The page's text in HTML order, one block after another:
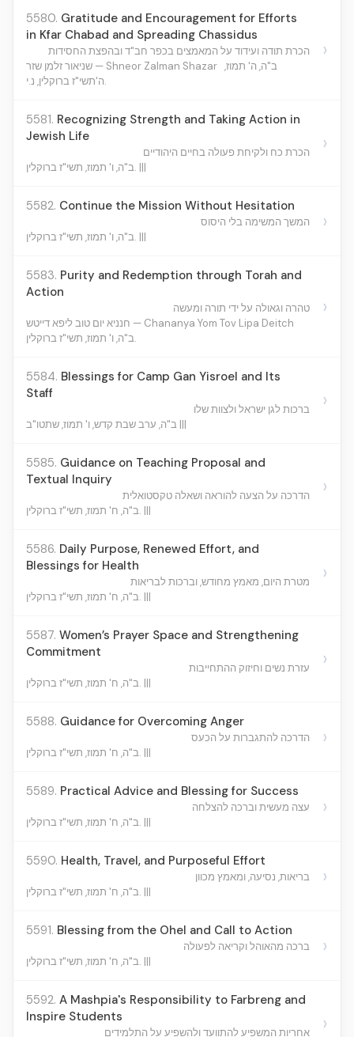
5580. Gratitude and Encouragement for Efforts
in Kfar Chabad and Spreading Chassidus
הכרת תודה ועידוד על המאמצים בכפר חב"ד ובהפצת החסידות
שניאור זלמן שזר — Shneor Zalman Shazar ב"ה, ה' תמוז,
ה'תשי"ז ברוקלין, נ.י.
›
5581. Recognizing Strength and Taking Action in
Jewish Life
הכרת כח ולקיחת פעולה בחיים היהודיים
ב"ה, ו' תמוז, תשי"ז ברוקלין. |||
›
5582. Continue the Mission Without Hesitation
המשך המשימה בלי היסוס
ב"ה, ו' תמוז, תשי"ז ברוקלין. |||
›
5583. Purity and Redemption through Torah and
Action
טהרה וגאולה על ידי תורה ומעשה
חנניא יום טוב ליפא דייטש — Chananya Yom Tov Lipa Deitch
ב"ה, ו' תמוז, תשי"ז ברוקלין.
›
5584. Blessings for Camp Gan Yisroel and Its
Staff
ברכות לגן ישראל ולצוות שלו
ב"ה, ערב שבת קדש, ו' תמוז, שתטו"ב |||
›
5585. Guidance on Teaching Proposal and
Textual Inquiry
הדרכה על הצעה להוראה ושאלה טקסטואלית
ב"ה, ח' תמוז, תשי"ז ברוקלין. |||
›
5586. Daily Purpose, Renewed Effort, and
Blessings for Health
מטרת היום, מאמץ מחודש, וברכות לבריאות
ב"ה, ח' תמוז, תשי"ז ברוקלין. |||
›
5587. Women’s Prayer Space and Strengthening
Commitment
עזרת נשים וחיזוק ההתחייבות
ב"ה, ח' תמוז, תשי"ז ברוקלין. |||
›
5588. Guidance for Overcoming Anger
הדרכה להתגברות על הכעס
ב"ה, ח' תמוז, תשי"ז ברוקלין. |||
›
5589. Practical Advice and Blessing for Success
עצה מעשית וברכה להצלחה
ב"ה, ח' תמוז, תשי"ז ברוקלין. |||
›
5590. Health, Travel, and Purposeful Effort
בריאות, נסיעה, ומאמץ מכוון
ב"ה, ח' תמוז, תשי"ז ברוקלין. |||
›
5591. Blessing from the Ohel and Call to Action
ברכה מהאוהל וקריאה לפעולה
ב"ה, ח' תמוז, תשי"ז ברוקלין. |||
›
5592. A Mashpia's Responsibility to Farbreng and
Inspire Students
אחריות המשפיע להתוועד ולהשפיע על התלמידים ›